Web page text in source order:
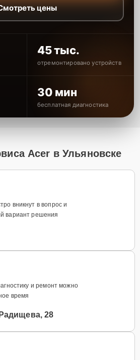
цены
45 тыс.
отремонтировано устройств
30 мин
бесплатная диагностика
Acer в Ульяновске
вникнут в вопрос и
вариант решения
и ремонт можно
время
28